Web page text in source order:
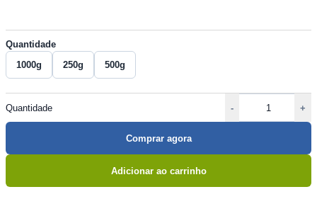
Quantidade
1000g
250g 500g
Quantidade - +
Comprar agora
Adicionar ao carrinho